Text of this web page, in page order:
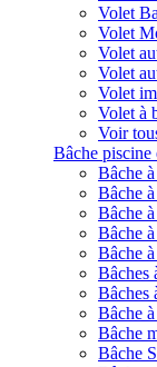
Volet
Volet
Volet
Volet
Volet
Volet à
Voir
Bâche piscine
Bâche
Bâche
Bâche
Bâche
Bâche
Bâches
Bâches
Bâche
Bâche
Bâche